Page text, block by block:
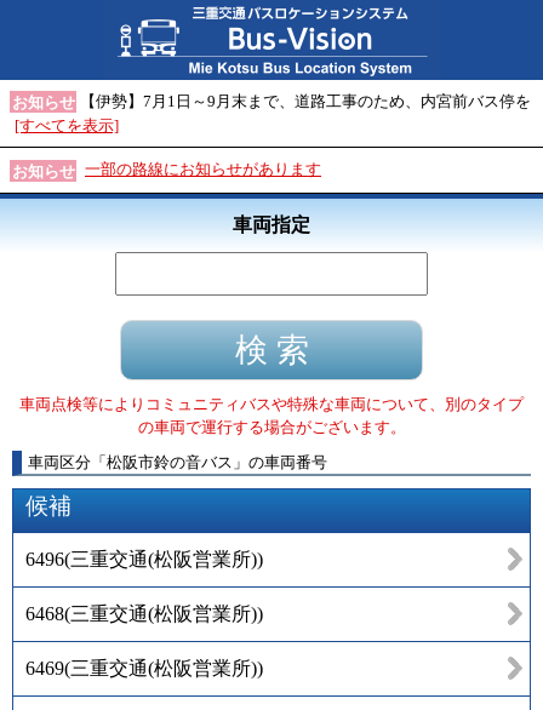
お知らせ
【伊勢】7月1日～9月末まで、道路工事のため、内宮前バス停を
[すべてを表示]
お知らせ 一部の路線にお知らせがあります
車両指定
車両点検等によりコミュニティバスや特殊な車両について、別のタイプ
の車両で運行する場合がございます。
車両区分 「 松阪市鈴の音バス 」 の車両番号
候補
6496(三重交通(松阪営業所))
6468(三重交通(松阪営業所))
6469(三重交通(松阪営業所))